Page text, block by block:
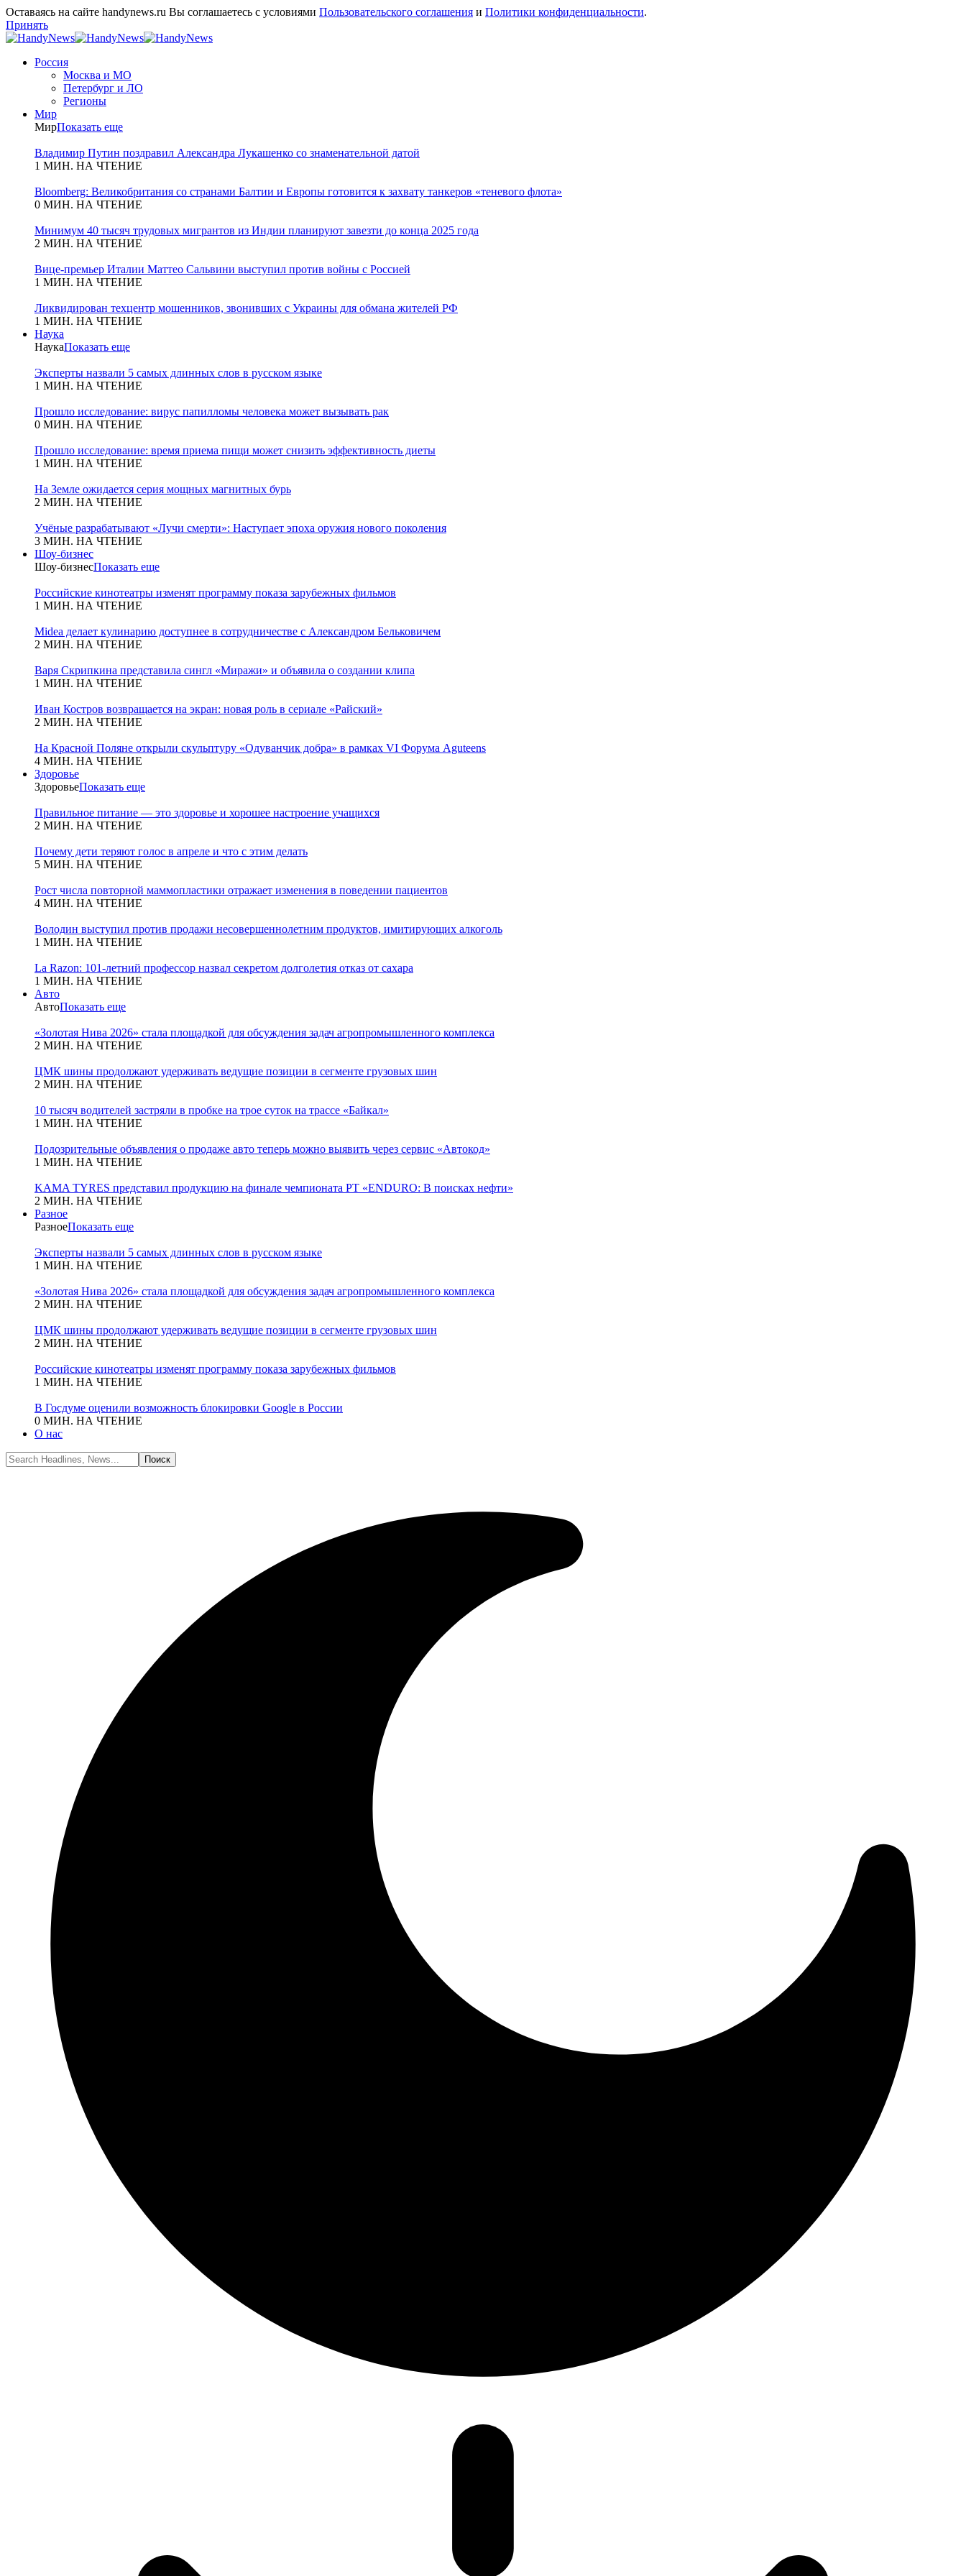
Оставаясь на сайте handynews.ru Вы соглашаетесь с условиями Пользовательского соглашения и Политики конфиденциальности.
Принять
Россия
Москва и МО
Петербург и ЛО
Регионы
Мир
МирПоказать еще
Владимир Путин поздравил Александра Лукашенко со знаменательной датой
1 МИН. НА ЧТЕНИЕ
Bloomberg: Великобритания со странами Балтии и Европы готовится к захвату танкеров «теневого флота»
0 МИН. НА ЧТЕНИЕ
Минимум 40 тысяч трудовых мигрантов из Индии планируют завезти до конца 2025 года
2 МИН. НА ЧТЕНИЕ
Вице-премьер Италии Маттео Сальвини выступил против войны с Россией
1 МИН. НА ЧТЕНИЕ
Ликвидирован техцентр мошенников, звонивших с Украины для обмана жителей РФ
1 МИН. НА ЧТЕНИЕ
Наука
НаукаПоказать еще
Эксперты назвали 5 самых длинных слов в русском языке
1 МИН. НА ЧТЕНИЕ
Прошло исследование: вирус папилломы человека может вызывать рак
0 МИН. НА ЧТЕНИЕ
Прошло исследование: время приема пищи может снизить эффективность диеты
1 МИН. НА ЧТЕНИЕ
На Земле ожидается серия мощных магнитных бурь
2 МИН. НА ЧТЕНИЕ
Учёные разрабатывают «Лучи смерти»: Наступает эпоха оружия нового поколения
3 МИН. НА ЧТЕНИЕ
Шоу-бизнес
Шоу-бизнесПоказать еще
Российские кинотеатры изменят программу показа зарубежных фильмов
1 МИН. НА ЧТЕНИЕ
Midea делает кулинарию доступнее в сотрудничестве с Александром Бельковичем
2 МИН. НА ЧТЕНИЕ
Варя Скрипкина представила сингл «Миражи» и объявила о создании клипа
1 МИН. НА ЧТЕНИЕ
Иван Костров возвращается на экран: новая роль в сериале «Райский»
2 МИН. НА ЧТЕНИЕ
На Красной Поляне открыли скульптуру «Одуванчик добра» в рамках VI Форума Aguteens
4 МИН. НА ЧТЕНИЕ
Здоровье
ЗдоровьеПоказать еще
Правильное питание — это здоровье и хорошее настроение учащихся
2 МИН. НА ЧТЕНИЕ
Почему дети теряют голос в апреле и что с этим делать
5 МИН. НА ЧТЕНИЕ
Рост числа повторной маммопластики отражает изменения в поведении пациентов
4 МИН. НА ЧТЕНИЕ
Володин выступил против продажи несовершеннолетним продуктов, имитирующих алкоголь
1 МИН. НА ЧТЕНИЕ
La Razon: 101-летний профессор назвал секретом долголетия отказ от сахара
1 МИН. НА ЧТЕНИЕ
Авто
АвтоПоказать еще
«Золотая Нива 2026» стала площадкой для обсуждения задач агропромышленного комплекса
2 МИН. НА ЧТЕНИЕ
ЦМК шины продолжают удерживать ведущие позиции в сегменте грузовых шин
2 МИН. НА ЧТЕНИЕ
10 тысяч водителей застряли в пробке на трое суток на трассе «Байкал»
1 МИН. НА ЧТЕНИЕ
Подозрительные объявления о продаже авто теперь можно выявить через сервис «Автокод»
1 МИН. НА ЧТЕНИЕ
KAMA TYRES представил продукцию на финале чемпионата РТ «ENDURO: В поисках нефти»
2 МИН. НА ЧТЕНИЕ
Разное
РазноеПоказать еще
Эксперты назвали 5 самых длинных слов в русском языке
1 МИН. НА ЧТЕНИЕ
«Золотая Нива 2026» стала площадкой для обсуждения задач агропромышленного комплекса
2 МИН. НА ЧТЕНИЕ
ЦМК шины продолжают удерживать ведущие позиции в сегменте грузовых шин
2 МИН. НА ЧТЕНИЕ
Российские кинотеатры изменят программу показа зарубежных фильмов
1 МИН. НА ЧТЕНИЕ
В Госдуме оценили возможность блокировки Google в России
0 МИН. НА ЧТЕНИЕ
О нас